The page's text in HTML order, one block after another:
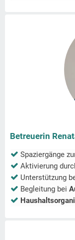
Betreuerin
Spaziergänge
Aktivierung
Unterstützung
Begleitung bei